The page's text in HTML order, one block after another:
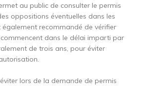
au public de consulter le permis
oppositions éventuelles dans les
également recommandé de vérifier
dans le délai imparti par
de trois ans, pour éviter
lors de la demande de permis